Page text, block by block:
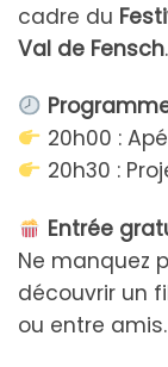
cadre du
Val de Fensch.
20h00 :
20h30 :
Entrée
Ne manquez
découvrir un
ou entre amis.